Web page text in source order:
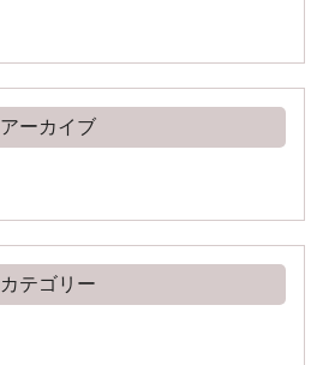
アーカイブ
カテゴリー